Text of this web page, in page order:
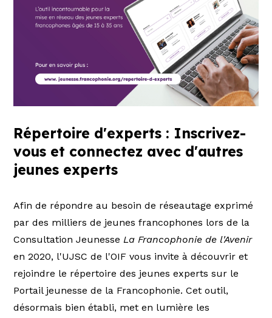
Répertoire d'experts : Inscrivez-
vous et connectez avec d'autres
jeunes experts
Afin de répondre au besoin de réseautage exprimé
par des milliers de jeunes francophones lors de la
Consultation JeunesseLa Francophonie de l'Avenir
en 2020, l'UJSC de l'OIF vous invite à découvrir et
rejoindre le répertoire des jeunes experts sur le
Portail jeunesse de la Francophonie. Cet outil,
désormais bien établi, met en lumière les